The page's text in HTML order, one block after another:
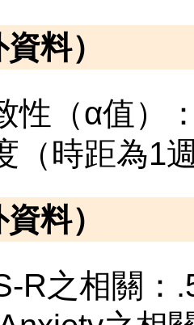
料）
性（α值）
（時距為1
料）
R之相關：